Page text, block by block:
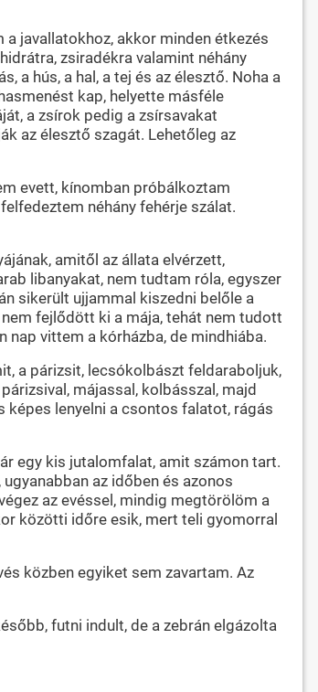
javallatokhoz, akkor minden étkezés
zsiradékra valamint néhány
a hús, a hal, a tej és az élesztő. Noha a
kap, helyette másféle
a zsírok pedig a zsírsavakat
az élesztő szagát. Lehetőleg az
evett, kínomban próbálkoztam
néhány fehérje szálat.
amitől az állata elvérzett,
libanyakat, nem tudtam róla, egyszer
sikerült ujjammal kiszedni belőle a
fejlődött ki a mája, tehát nem tudott
vittem a kórházba, de mindhiába.
a párizsit, lecsókolbászt feldaraboljuk,
májassal, kolbásszal, majd
képes lenyelni a csontos falatot, rágás
egy kis jutalomfalat, amit számon tart.
az időben és azonos
az evéssel, mindig megtörölöm a
közötti időre esik, mert teli gyomorral
közben egyiket sem zavartam. Az
futni indult, de a zebrán elgázolta